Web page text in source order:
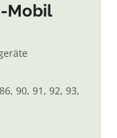
Mobil
90, 91, 92, 93,